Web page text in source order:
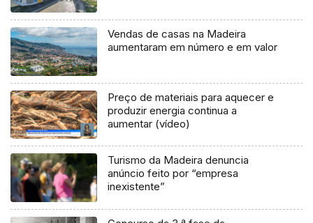
Vendas de casas na Madeira
aumentaram em número e em valor
Preço de materiais para aquecer e
produzir energia continua a
aumentar (vídeo)
Turismo da Madeira denuncia
anúncio feito por “empresa
inexistente”